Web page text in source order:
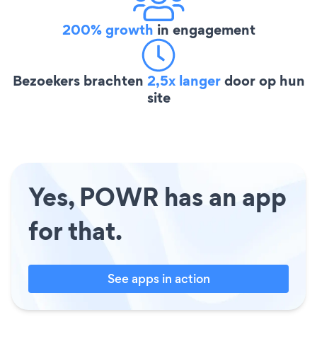
200% growth in engagement
Bezoekers brachten 2,5x langerdoor op hun
site
Yes, POWR has an app
for that.
See apps in action